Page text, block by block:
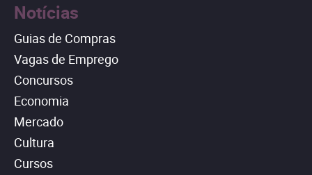
Notícias
Guias de Compras
Vagas de Emprego
Concursos
Economia
Mercado
Cultura
Cursos